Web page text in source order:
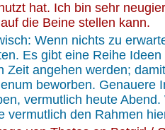
hat. Ich bin sehr
die Beine stellen kann.
Wenn nichts zu
Es gibt eine Reihe
Zeit angehen werden;
beworben. Genauere
vermutlich heute
vermutlich den Rahmen